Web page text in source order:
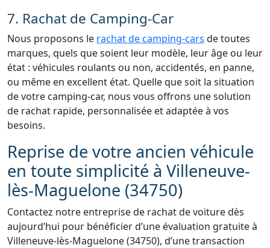
7. Rachat de Camping-Car
Nous proposons le rachat de camping-cars de toutes
marques, quels que soient leur modèle, leur âge ou leur
état : véhicules roulants ou non, accidentés, en panne,
ou même en excellent état. Quelle que soit la situation
de votre camping-car, nous vous offrons une solution
de rachat rapide, personnalisée et adaptée à vos
besoins.
Reprise de votre ancien véhicule
en toute simplicité à Villeneuve-
lès-Maguelone (34750)
Contactez notre entreprise de rachat de voiture dès
aujourd’hui pour bénéficier d’une évaluation gratuite à
Villeneuve-lès-Maguelone (34750), d’une transaction